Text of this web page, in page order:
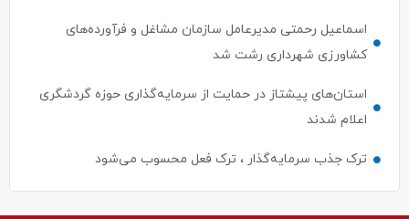
اسماعیل رحمتی مدیرعامل سازمان مشاغل و فرآورده‌های
کشاورزی شهرداری رشت شد
استان‌های پیشتاز در حمایت از سرمایه‌گذاری حوزه گردشگری
اعلام شدند
ترک جذب سرمایه‌گذار ، ترک فعل محسوب می‌شود